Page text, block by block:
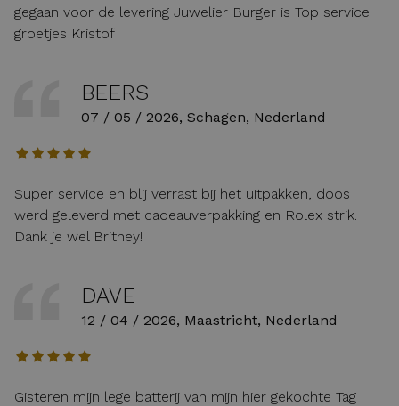
gegaan voor de levering Juwelier Burger is Top service
groetjes Kristof
BEERS
07 / 05 / 2026, Schagen, Nederland
Super service en blij verrast bij het uitpakken, doos
werd geleverd met cadeauverpakking en Rolex strik.
Dank je wel Britney!
DAVE
12 / 04 / 2026, Maastricht, Nederland
Gisteren mijn lege batterij van mijn hier gekochte Tag